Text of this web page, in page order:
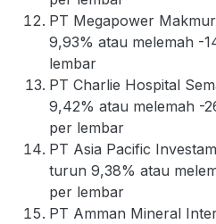
PT Megapower
9,93% atau melemah -
lembar
PT Charlie Hospital
9,42% atau melemah -
per lembar
PT Asia Pacific
turun 9,38% atau
per lembar
PT Amman Mineral